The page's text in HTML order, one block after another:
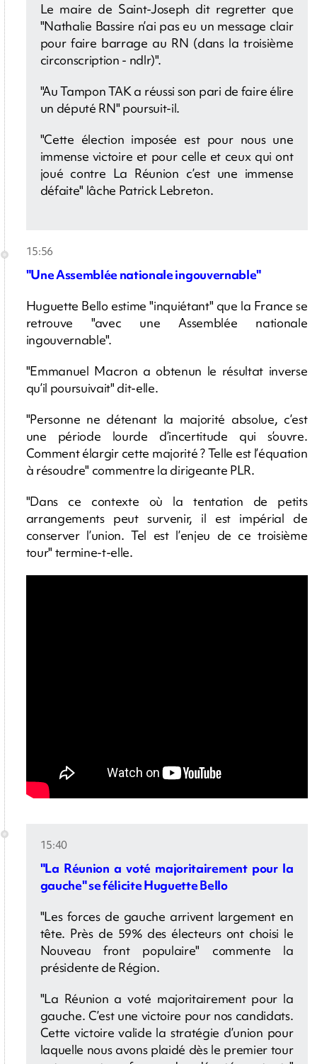
Le maire de Saint-Joseph dit regretter que
"Nathalie Bassire n’ai pas eu un message clair
pour faire barrage au RN (dans la troisième
circonscription - ndlr)".
"Au Tampon TAK a réussi son pari de faire élire
un député RN" poursuit-il.
"Cette élection imposée est pour nous une
immense victoire et pour celle et ceux qui ont
joué contre La Réunion c’est une immense
défaite" lâche Patrick Lebreton.
15:56
"Une Assemblée nationale ingouvernable"
Huguette Bello estime "inquiétant" que la France se
retrouve "avec une Assemblée nationale
ingouvernable".
"Emmanuel Macron a obtenun le résultat inverse
qu’il poursuivait" dit-elle.
"Personne ne détenant la majorité absolue, c’est
une période lourde d’incertitude qui s’ouvre.
Comment élargir cette majorité ? Telle est l’équation
à résoudre" commentre la dirigeante PLR.
"Dans ce contexte où la tentation de petits
arrangements peut survenir, il est impérial de
conserver l’union. Tel est l’enjeu de ce troisième
tour" termine-t-elle.
15:40
"La Réunion a voté majoritairement pour la
gauche" se félicite Huguette Bello
"Les forces de gauche arrivent largement en
tête. Près de 59% des électeurs ont choisi le
Nouveau front populaire" commente la
présidente de Région.
"La Réunion a voté majoritairement pour la
gauche. C’est une victoire pour nos candidats.
Cette victoire valide la stratégie d’union pour
laquelle nous avons plaidé dès le premier tour